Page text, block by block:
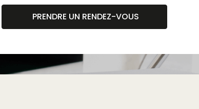
PRENDRE UN RENDEZ-VOUS